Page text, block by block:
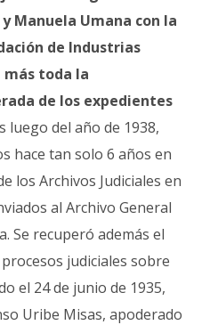
Manuela Umana con la
de Industrias
toda la
de los expedientes
luego del año de 1938,
hace tan solo 6 años en
los Archivos Judiciales en
al Archivo General
Se recuperó además el
judiciales sobre
el 24 de junio de 1935,
Uribe Misas, apoderado